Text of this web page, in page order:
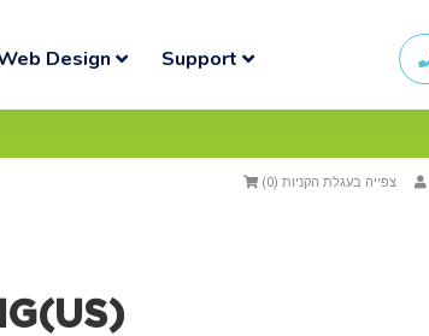
Design Support
צפייה בעגלת הקניות (0
)